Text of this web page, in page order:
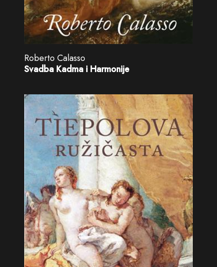
Roberto Calasso
Svadba Kadma i Harmonije